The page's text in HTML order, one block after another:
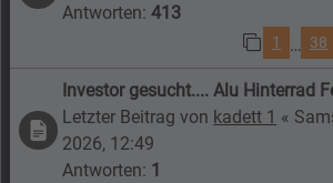
Antworten:413
1 … 38
Investor gesucht.... Alu Hinterrad
Letzter Beitrag von kadett 1 «
2026, 12:49
Antworten: 1